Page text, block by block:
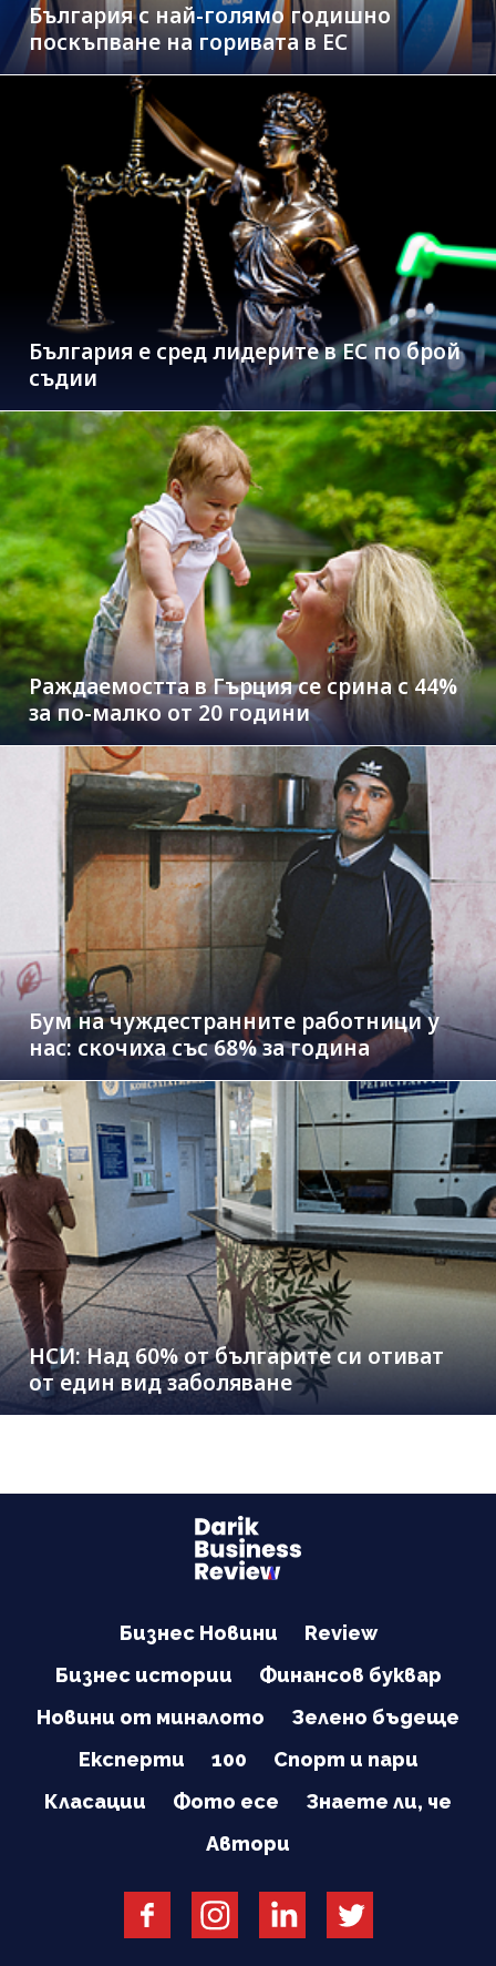
България с най-голямо годишно
поскъпване на горивата в ЕС
България е сред лидерите в ЕС по брой
съдии
Раждаемостта в Гърция се срина с 44%
за по-малко от 20 години
Бум на чуждестранните работници у
нас: скочиха със 68% за година
НСИ: Над 60% от българите си отиват
от един вид заболяване
Бизнес Новини
Review
Бизнес истории
Финансов буквар
Новини от миналото
Зелено бъдеще
Експерти
100
Спорт и пари
Класации
Фото есе
Знаете ли, че
Автори